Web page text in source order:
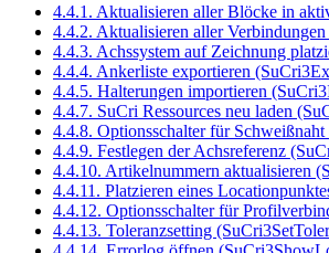
4.4.1. Aktualisieren aller Blöcke in
4.4.2. Aktualisieren aller
4.4.3. Achssystem auf Zeichnung
4.4.4. Ankerliste exportieren
4.4.5. Halterungen importieren
4.4.7. SuCri Ressources neu laden
4.4.8. Optionsschalter für
4.4.9. Festlegen der Achsreferenz
4.4.10. Artikelnummern aktualisieren
4.4.11. Platzieren eines
4.4.12. Optionsschalter für
4.4.13. Toleranzsetting